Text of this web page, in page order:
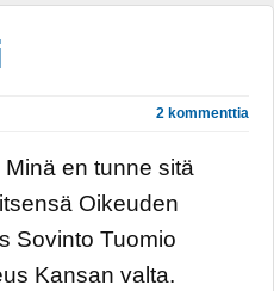
2 kommenttia
en tunne sitä
Oikeuden
Sovinto Tuomio
Kansan valta.